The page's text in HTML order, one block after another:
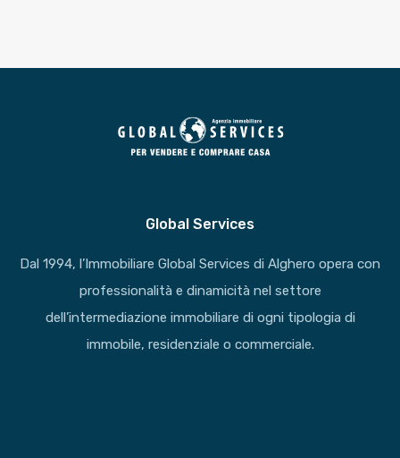
Global Services
Dal 1994, l’Immobiliare Global Services di Alghero opera con
professionalità e dinamicità nel settore
dell’intermediazione immobiliare di ogni tipologia di
immobile, residenziale o commerciale.